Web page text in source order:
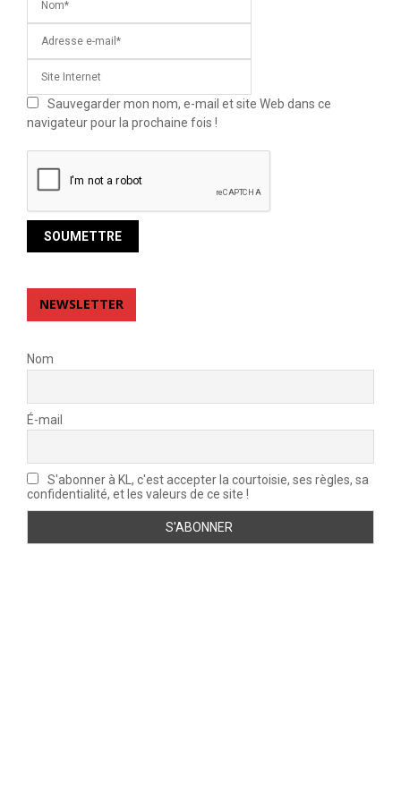
Sauvegarder mon nom, e-mail et site Web dans ce
navigateur pour la prochaine fois !
NEWSLETTER
Nom
É-mail
S'abonner à KL, c'est accepter la courtoisie, ses règles, sa
confidentialité, et les valeurs de ce site !